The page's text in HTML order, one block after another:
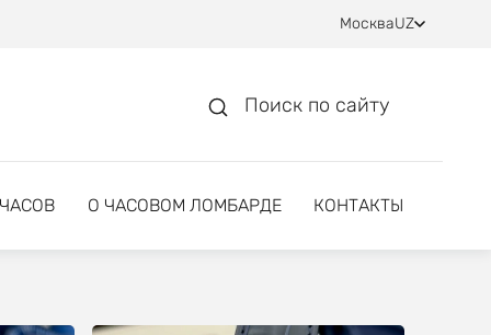
МоскваUZ
Поиск по сайту
О ЧАСОВОМ ЛОМБАРДЕ КОНТАКТЫ